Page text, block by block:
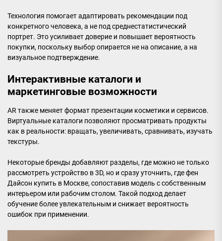
Технология помогает адаптировать рекомендации под
конкретного человека, а не под среднестатистический
портрет. Это усиливает доверие и повышает вероятность
покупки, поскольку выбор опирается не на описание, а на
визуальное подтверждение.
Интерактивные каталоги и
маркетинговые возможности
AR также меняет формат презентации косметики и сервисов.
Виртуальные каталоги позволяют просматривать продукты
как в реальности: вращать, увеличивать, сравнивать, изучать
текстуры.
Некоторые бренды добавляют разделы, где можно не только
рассмотреть устройство в 3D, но и сразу уточнить, где фен
Дайсон купить в Москве, сопоставив модель с собственным
интерьером или рабочим столом. Такой подход делает
обучение более увлекательным и снижает вероятность
ошибок при применении.